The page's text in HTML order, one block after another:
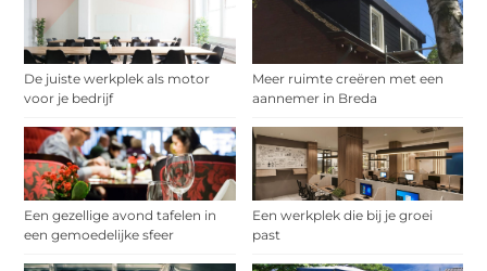
De juiste werkplek als motor
voor je bedrijf
Meer ruimte creëren met een
aannemer in Breda
Een gezellige avond tafelen in
een gemoedelijke sfeer
Een werkplek die bij je groei
past